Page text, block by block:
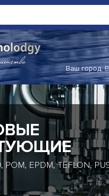
Ваш город:
EPDM, TEFLON,